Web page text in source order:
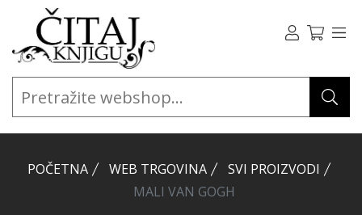
POČETNA WEB TRGOVINA
SVI PROIZVODI
MALI VAN GOGH